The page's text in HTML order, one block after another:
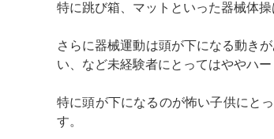
特に跳び箱、マットといった器械体
さらに器械運動は頭が下になる動き
い、など未経験者にとってはややハー
特に頭が下になるのが怖い子供にと
す。